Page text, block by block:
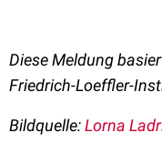
Diese Meldung
Friedrich-Loeffler-
Bildquelle:Lorna